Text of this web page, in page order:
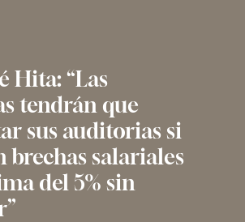
Hita: “Las
tendrán que
sus auditorias si
brechas salariales
del 5% sin